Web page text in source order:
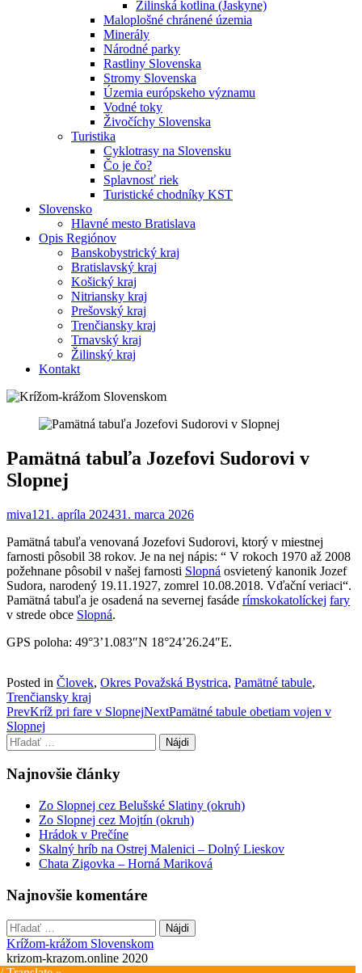
Žilinská kotlina (Jaskyne)
Maloplošné chránené územia
Minerály
Národné parky
Rastliny Slovenska
Stromy Slovenska
Územia európskeho významu
Vodné toky
Živočíchy Slovenska
Turistika
Cyklotrasy na Slovensku
Čo je čo?
Splavnosť riek
Turistické chodníky KST
Slovensko
Hlavné mesto Bratislava
Opis Regiónov
Banskobystrický kraj
Bratislavský kraj
Košický kraj
Nitriansky kraj
Prešovský kraj
Trenčiansky kraj
Trnavský kraj
Žilinský kraj
Kontakt
Pamätná tabuľa Jozefovi Sudorovi v
Slopnej
miva1 21. apríla 202431. marca 2026
Pamätná tabuľa venovaná Jozefovi Sudorovi, ktorý v miestnej
farnosti pôsobil 38 rokov. Je na nej nápis: “ V rokoch 1970 až 2008
požehnane pôsobil v našej farnosti Slopná osvietený kanonik Jozef
Sudora, narodený 19.11.1927, zomrel 10.08.2018. Vďační veriaci“.
Pamätná tabuľa je osadená na severnej fasáde rímskokatolíckej fary
v strede obce Slopná.
GPS poloha: 49°3’1.083″N 18°24’26.24″E.
Posted in Človek, Okres Považská Bystrica, Pamätné tabule,
Trenčiansky kraj
Post
navigation
PrevKríž pri fare v SlopnejNextPamätné tabule obetiam vojen v
Slopnej
Hľadať:
Najnovšie články
Zo Slopnej cez Belušské Slatiny (okruh)
Zo Slopnej cez Mojtín (okruh)
Hrádok v Prečíne
Skalný hríb na Ostrej Malenici – Dolný Lieskov
Chata Zigovka – Horná Mariková
Najnovšie komentáre
Hľadať:
Krížom-krážom Slovenskom
krizom-krazom.online 2020